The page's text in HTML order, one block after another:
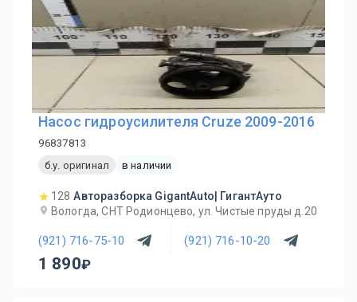
Насос гидроусилителя Cruze 2009-2016
96837813
б.у. оригинал
в наличии
128 Авторазборка GigantAuto| ГигантАуто
Вологда, СНТ Родионцево, ул. Чистые пруды д.20
(921) 716-75-10 (921) 716-10-20
1 890